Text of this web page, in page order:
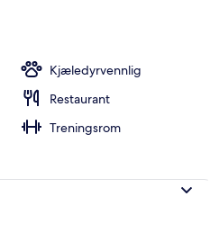
Kjæledyrvennlig
Restaurant
Treningsrom